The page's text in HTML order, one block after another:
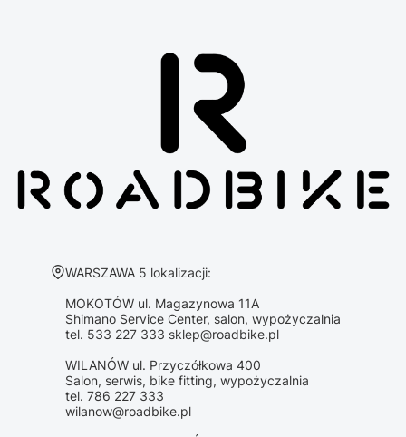
Adres:
WARSZAWA 5 lokalizacji:
MOKOTÓW ul. Magazynowa 11A
Shimano Service Center, salon, wypożyczalnia
tel. 533 227 333 sklep@roadbike.pl
WILANÓW ul. Przyczółkowa 400
Salon, serwis, bike fitting, wypożyczalnia
tel. 786 227 333
wilanow@roadbike.pl